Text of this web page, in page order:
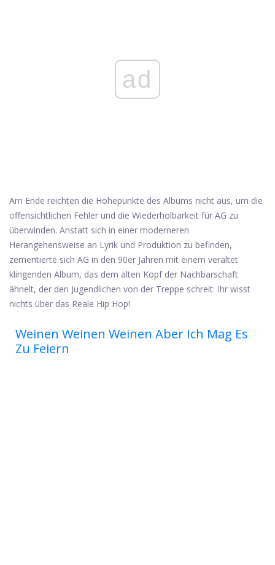
ad
Am Ende reichten die Höhepunkte des Albums nicht aus, um die
offensichtlichen Fehler und die Wiederholbarkeit für AG zu
überwinden. Anstatt sich in einer moderneren
Herangehensweise an Lyrik und Produktion zu befinden,
zementierte sich AG in den 90er Jahren mit einem veraltet
klingenden Album, das dem alten Kopf der Nachbarschaft
ähnelt, der den Jugendlichen von der Treppe schreit: Ihr wisst
nichts über das Reale Hip Hop!
Weinen Weinen Weinen Aber Ich Mag Es
Zu Feiern